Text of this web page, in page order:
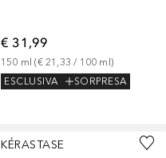
€ 31,99
150 ml (€ 21,33 / 100 ml )
ESCLUSIVA
SORPRESA
KÉRASTASE